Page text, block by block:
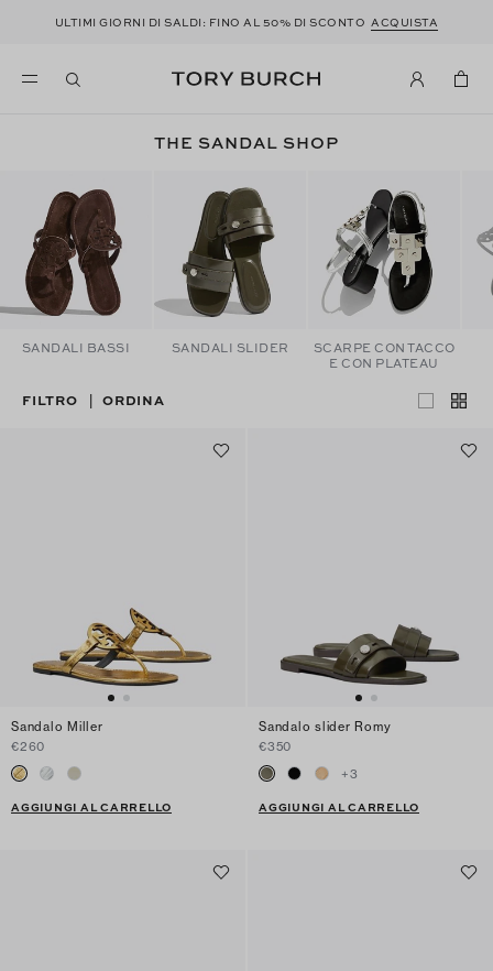
ULTIMI GIORNI DI SALDI: FINO AL 50% DI SCONTO ACQUISTA
THE SANDAL SHOP
SANDALI BASSI SANDALI SLIDER
SCARPE CON TACCO
E CON PLATEAU
FILTRO ORDINA
Sandalo Miller
€260
AGGIUNGI AL CARRELLO
Sandalo slider Romy
€350
+3
AGGIUNGI AL CARRELLO